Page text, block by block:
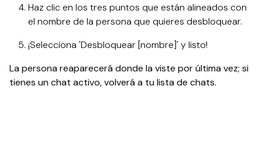
Haz clic en los tres puntos que están alineados con
el nombre de la persona que quieres desbloquear.
¡Selecciona 'Desbloquear [nombre]' y listo!
La persona reaparecerá donde la viste por última vez; si
tienes un chat activo, volverá a tu lista de chats.